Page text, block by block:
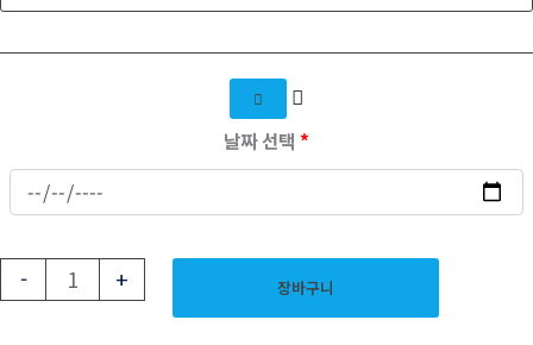
날짜 선택 *
- + 장바구니